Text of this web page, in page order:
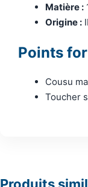
Matière :
Origine :
Points
Cousu
Toucher
Produits